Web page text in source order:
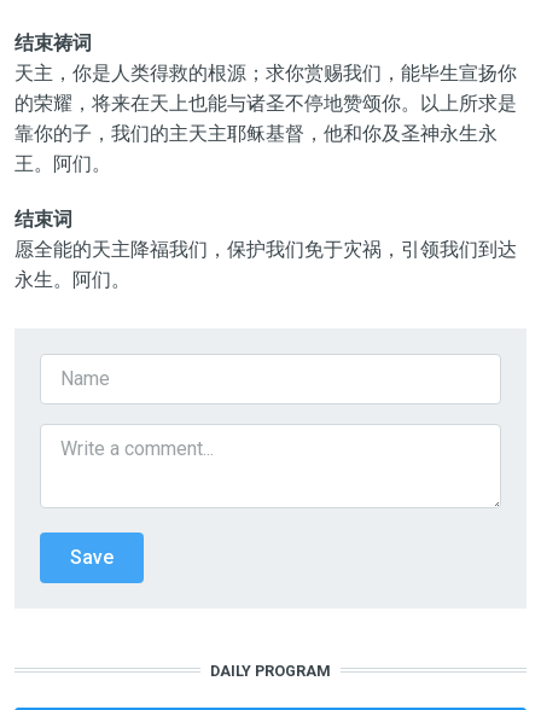
结束祷词
天主，你是人类得救的根源；求你赏赐我们，能毕生宣扬你
的荣耀，将来在天上也能与诸圣不停地赞颂你。以上所求是
靠你的子，我们的主天主耶稣基督，他和你及圣神永生永
王。阿们。
结束词
愿全能的天主降福我们，保护我们免于灾祸，引领我们到达
永生。阿们。
DAILY PROGRAM